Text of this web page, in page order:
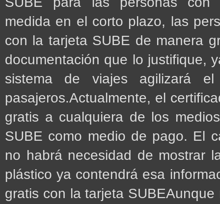
medida en el corto plazo, las
con la tarjeta SUBE de manera
documentación que lo justifique,
sistema de viajes agilizará
pasajeros.Actualmente, el
gratis a cualquiera de los
SUBE como medio de pago. El
no habrá necesidad de mostrar
plástico ya contendrá esa
gratis con la tarjeta